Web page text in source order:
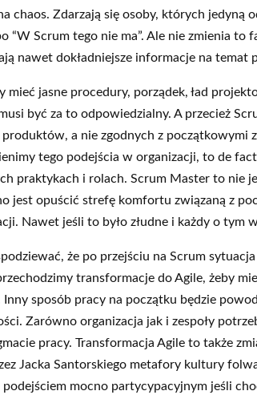
chaos. Zdarzają się osoby, których jedyną
“W Scrum tego nie ma”. Ale nie zmienia to
nawet dokładniejsze informacje na temat
mieć jasne procedury, porządek, ład
być za to odpowiedzialny. A przecież
a nie zgodnych z początkowymi
tego podejścia w organizacji, to de
praktykach i rolach. Scrum Master to nie
jest opuścić strefę komfortu związaną z
Nawet jeśli to było złudne i każdy o tym
że po przejściu na Scrum
transformacje do Agile, żeby
Inny sposób pracy na początku będzie
Zarówno organizacja jak i zespoły
pracy. Transformacja Agile to także
Jacka Santorskiego metafory kultury
mocno partycypacyjnym jeśli